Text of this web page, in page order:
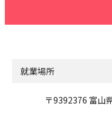
就業場所
〒9392376 富山